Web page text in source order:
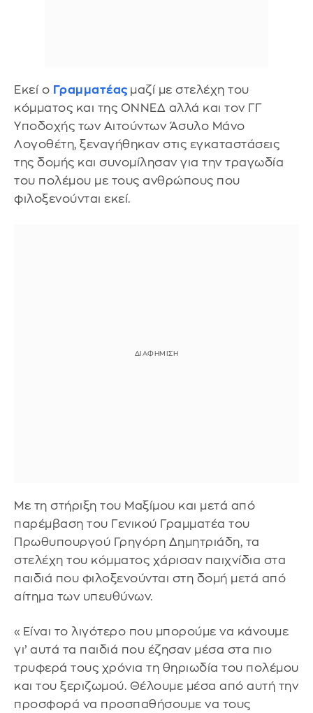
Εκεί ο Γραμματέας μαζί με στελέχη του
κόμματος και της ΟΝΝΕΔ αλλά και τον ΓΓ
Υποδοχής των Αιτούντων Άσυλο Μάνο
Λογοθέτη, ξεναγήθηκαν στις εγκαταστάσεις
της δομής και συνομίλησαν για την τραγωδία
του πολέμου με τους ανθρώπους που
φιλοξενούνται εκεί.
Με τη στήριξη του Μαξίμου και μετά από
παρέμβαση του Γενικού Γραμματέα του
Πρωθυπουργού Γρηγόρη Δημητριάδη, τα
στελέχη του κόμματος χάρισαν παιχνίδια στα
παιδιά που φιλοξενούνται στη δομή μετά από
αίτημα των υπευθύνων.
«Είναι το λιγότερο που μπορούμε να κάνουμε
γι’ αυτά τα παιδιά που έζησαν μέσα στα πιο
τρυφερά τους χρόνια τη θηριωδία του πολέμου
και του ξεριζωμού. Θέλουμε μέσα από αυτή την
προσφορά να προσπαθήσουμε να τους